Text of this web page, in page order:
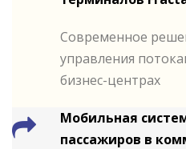
Современное
управления
бизнес-центрах
Мобильная
пассажиров в